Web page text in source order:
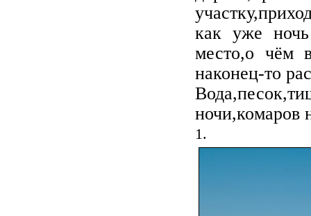
как уже ночь
место,о чём
наконец-то
ночи,комаров
1.